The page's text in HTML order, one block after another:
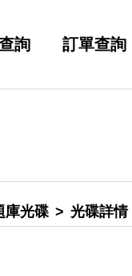
詢 訂單查詢
庫光碟 光碟詳情